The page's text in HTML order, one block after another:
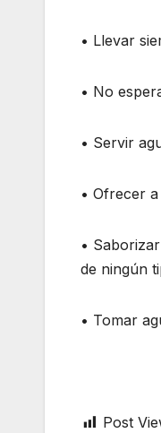
• Llevar
• No
• Servir
• Ofrecer
•
de ningún
• Tomar
Post